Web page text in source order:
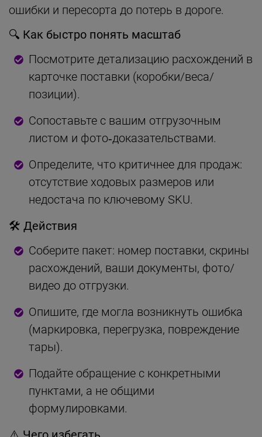
ошибки и пересорта до потерь в дороге.
🔍 Как быстро понять масштаб
Посмотрите детализацию расхождений в
карточке поставки (коробки/веса/
позиции).
Сопоставьте с вашим отгрузочным
листом и фото‑доказательствами.
Определите, что критичнее для продаж:
отсутствие ходовых размеров или
недостача по ключевому SKU.
🛠 Действия
Соберите пакет: номер поставки, скрины
расхождений, ваши документы, фото/
видео до отгрузки.
Опишите, где могла возникнуть ошибка
(маркировка, перегрузка, повреждение
тары).
Подайте обращение с конкретными
пунктами, а не общими
формулировками.